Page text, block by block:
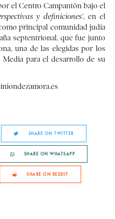
el Centro Campantón bajo el
y definiciones’, en el
principal comunidad judía
septentrional, que fue junto
una de las elegidas por los
para el desarrollo de su
SHARE ON TWITTER
SHARE ON WHATSAPP
SHARE ON REDDIT